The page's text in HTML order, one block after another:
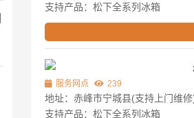
支持产品：松下全系列冰箱
服务网点 239
地址：赤峰市宁城县(支持上门维修
支持产品：松下全系列冰箱